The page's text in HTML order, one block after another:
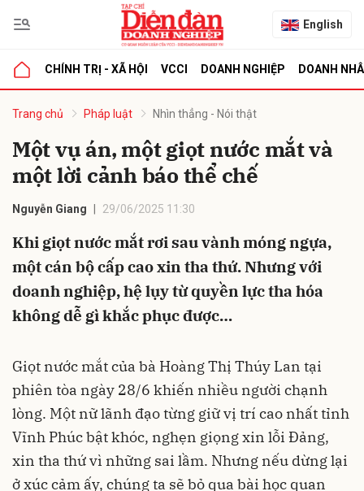
English
CHÍNH TRỊ - XÃ HỘI VCCI DOANH NGHIỆP DOANH
Trang chủ Pháp luật Nhìn thẳng - Nói thật
Một vụ án, một giọt nước mắt và
một lời cảnh báo thể chế
Nguyễn Giang 29/06/2025 11:30
Khi giọt nước mắt rơi sau vành móng ngựa,
một cán bộ cấp cao xin tha thứ. Nhưng với
doanh nghiệp, hệ lụy từ quyền lực tha hóa
không dễ gì khắc phục được…
Giọt nước mắt của bà Hoàng Thị Thúy Lan tại
phiên tòa ngày 28/6 khiến nhiều người chạnh
lòng. Một nữ lãnh đạo từng giữ vị trí cao nhất tỉnh
Vĩnh Phúc bật khóc, nghẹn giọng xin lỗi Đảng,
xin tha thứ vì những sai lầm. Nhưng nếu dừng lại
ở xúc cảm ấy, chúng ta sẽ bỏ qua bài học quan
luận
Hủy